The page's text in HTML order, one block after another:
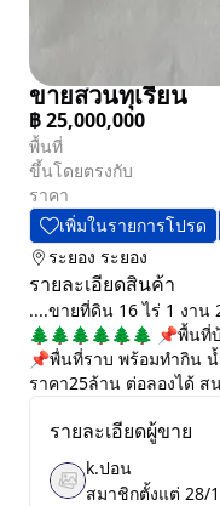
ขายสวนทุเรียน
฿25,000,000
พื้นที่
ขึ้นโดยตรงกับ
ราคา
เพิ่มในรายการโปรด
ระยอง ระยอง
รายละเอียดสินค้า
....ขายที่ดิน 16 ไร่ 1 งา
🌲🌲🌲🌲🌲🌲 📌พื้นที่บ้
📌พื่นที่ราบ พร้อมทำกิน
ราคา25ล้าน ต่อลองได้ ส
รายละเอียดผู้ขาย
k.ปอน
สมาชิกตั้งแต่ 28/